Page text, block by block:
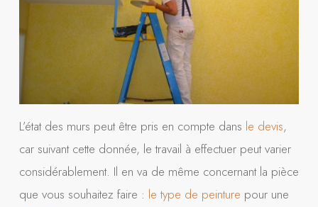
L’état des murs peut être pris en compte dans le devis,
car suivant cette donnée, le travail à effectuer peut varier
considérablement. Il en va de même concernant la pièce
que vous souhaitez faire : le type de peinture pour une